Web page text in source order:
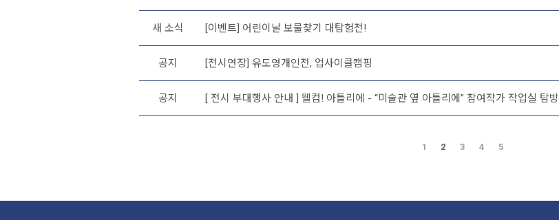
새 소식 [이벤트] 어린이날 보물찾기 대탐험전!
공지 [전시연장] 유도영개인전, 업사이클캠핑
공지 [ 전시 부대행사 안내 ] 웰컴! 아틀리에 - “미술관 옆 아틀리에” 참여작가 작업실 탐방
1 2 3 4 5